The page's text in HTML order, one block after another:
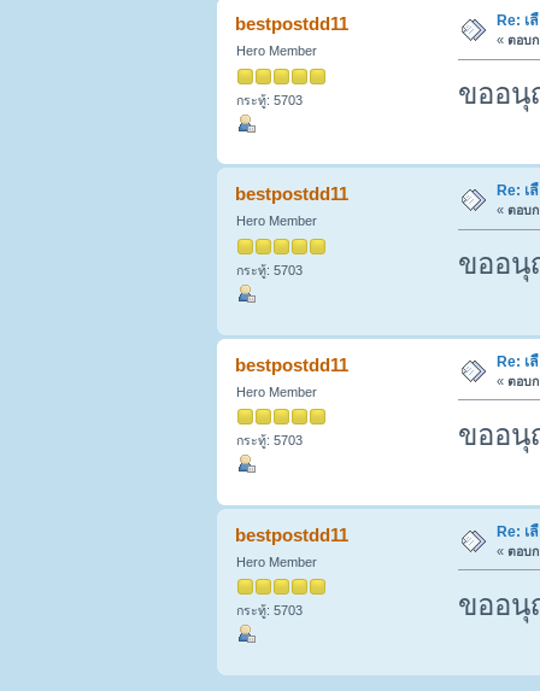
bestpostdd11
Hero Member
กระทู้: 5703
Re:
« ตอบก
ขออ
bestpostdd11
Hero Member
กระทู้: 5703
Re:
« ตอบก
ขออ
bestpostdd11
Hero Member
กระทู้: 5703
Re: เ
« ตอบก
ขออ
bestpostdd11
Hero Member
กระทู้: 5703
Re: เ
« ตอบก
ขออ